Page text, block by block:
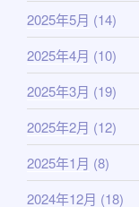
2025年5月 (14)
2025年4月 (10)
2025年3月 (19)
2025年2月 (12)
2025年1月 (8)
2024年12月 (18)